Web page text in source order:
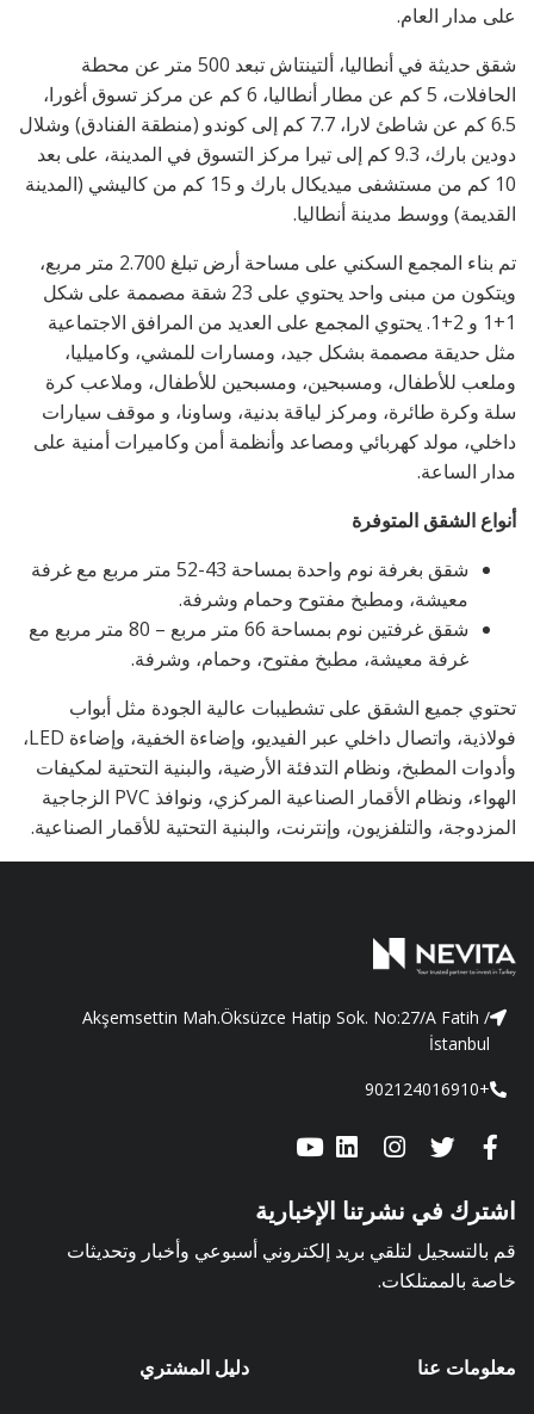
على مدار العام.
شقق حديثة في أنطاليا، ألتينتاش تبعد 500 متر عن محطة
الحافلات، 5 كم عن مطار أنطاليا، 6 كم عن مركز تسوق أغورا،
6.5 كم عن شاطئ لارا، 7.7 كم إلى كوندو (منطقة الفنادق) وشلال
دودين بارك، 9.3 كم إلى تيرا مركز التسوق في المدينة، على بعد
10 كم من مستشفى ميديكال بارك و 15 كم من كاليشي (المدينة
القديمة) ووسط مدينة أنطاليا.
تم بناء المجمع السكني على مساحة أرض تبلغ 2.700 متر مربع،
ويتكون من مبنى واحد يحتوي على 23 شقة مصممة على شكل
1+1 و 2+1. يحتوي المجمع على العديد من المرافق الاجتماعية
مثل حديقة مصممة بشكل جيد، ومسارات للمشي، وكاميليا،
وملعب للأطفال، ومسبحين، ومسبحين للأطفال، وملاعب كرة
سلة وكرة طائرة، ومركز لياقة بدنية، وساونا، و موقف سيارات
داخلي، مولد كهربائي ومصاعد وأنظمة أمن وكاميرات أمنية على
مدار الساعة.
أنواع الشقق المتوفرة
شقق بغرفة نوم واحدة بمساحة 43-52 متر مربع مع غرفة
معيشة، ومطبخ مفتوح وحمام وشرفة.
شقق غرفتين نوم بمساحة 66 متر مربع – 80 متر مربع مع
غرفة معيشة، مطبخ مفتوح، وحمام، وشرفة.
تحتوي جميع الشقق على تشطيبات عالية الجودة مثل أبواب
فولاذية، واتصال داخلي عبر الفيديو، وإضاءة الخفية، وإضاءة LED،
وأدوات المطبخ، ونظام التدفئة الأرضية، والبنية التحتية لمكيفات
الهواء، ونظام الأقمار الصناعية المركزي، ونوافذ PVC الزجاجية
المزدوجة، والتلفزيون، وإنترنت، والبنية التحتية للأقمار الصناعية.
Akşemsettin Mah.Öksüzce Hatip Sok. No:27/A Fatih /
İstanbul
+902124016910
اشترك في نشرتنا الإخبارية
قم بالتسجيل لتلقي بريد إلكتروني أسبوعي وأخبار وتحديثات
خاصة بالممتلكات.
معلومات عنا دليل المشتري